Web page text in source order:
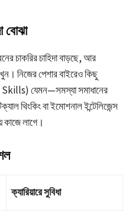
বোঝা
চাকরির চাহিদা বাড়ছে, আর
নিজের পেশার বাইরেও কিছু
যেমন—সমস্যা সমাধানের
থিংকিং বা ইমোশনাল ইন্টেলিজেন্স
লাগে।
ক্যারিয়ারে সুবিধা